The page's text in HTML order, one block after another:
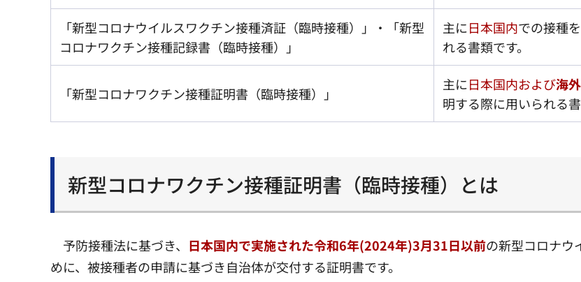
「新型コロナウイルスワクチン接種済証（臨時接種）」・「新型
コロナワクチン接種記録書（臨時接種）」
主に日本国内での接種
れる書類です。
「新型コロナワクチン接種証明書（臨時接種）」
主に日本国内および海外
明する際に用いられる書
新型コロナワクチン接種証明書（臨時接種）とは
予防接種法に基づき、 日本国内で実施された令和6年(2024年)3月31日以前の新型コロナウ
めに、被接種者の申請に基づき自治体が交付する証明書です。